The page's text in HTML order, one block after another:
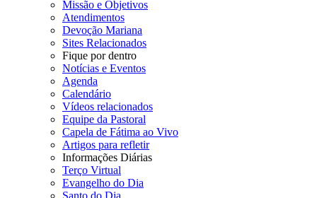
Missão e Objetivos
Atendimentos
Devoção Mariana
Sites Relacionados
Fique por dentro
Notícias e Eventos
Agenda
Calendário
Vídeos relacionados
Equipe da Pastoral
Capela de Fátima ao Vivo
Artigos para refletir
Informações Diárias
Terço Virtual
Evangelho do Dia
Santo do Dia